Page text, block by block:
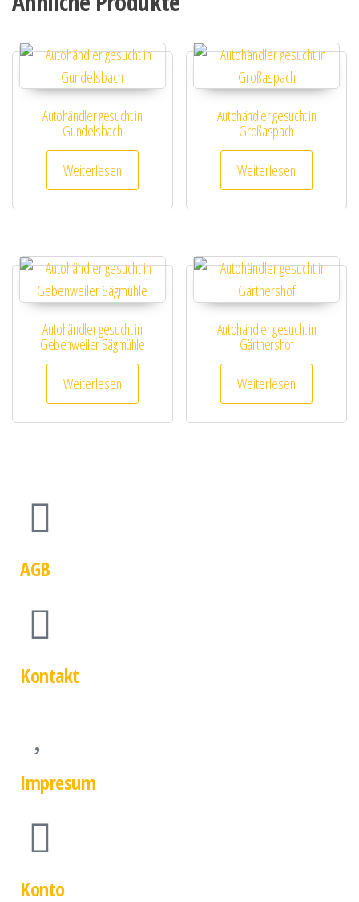
Autohändler gesucht in
Gundelsbach
Weiterlesen
Autohändler gesucht in
Großaspach
Weiterlesen
Autohändler gesucht in
Gebenweiler Sägmühle
Weiterlesen
Autohändler gesucht in
Gärtnershof
Weiterlesen
AGB
Kontakt
Impresum
Konto